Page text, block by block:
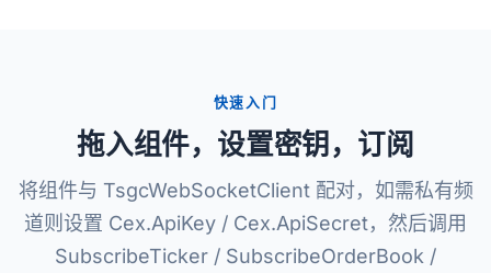
快速入门
拖入组件，设置密钥，订阅
将组件与 TsgcWebSocketClient 配对，如需私有频
道则设置 Cex.ApiKey / Cex.ApiSecret，然后调用
SubscribeTicker / SubscribeOrderBook /